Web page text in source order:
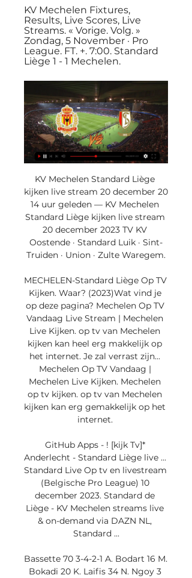
KV Mechelen Fixtures,
Results, Live Scores, Live
Streams. « Vorige. Volg. »
Zondag, 5 November · Pro
League. FT. +. 7:00. Standard
Liège 1 - 1 Mechelen.
KV Mechelen Standard Liège
kijken live stream 20 december 20
14 uur geleden — KV Mechelen
Standard Liège kijken live stream
20 december 2023 TV KV
Oostende · Standard Luik · Sint-
Truiden · Union · Zulte Waregem.
MECHELEN-Standard Liège Op TV
Kijken. Waar? (2023)Wat vind je
op deze pagina? Mechelen Op TV
Vandaag Live Stream | Mechelen
Live Kijken. op tv van Mechelen
kijken kan heel erg makkelijk op
het internet. Je zal verrast zijn...
Mechelen Op TV Vandaag |
Mechelen Live Kijken. Mechelen
op tv kijken. op tv van Mechelen
kijken kan erg gemakkelijk op het
internet.
GitHub Apps - ! [kijk Tv]*
Anderlecht - Standard Liège live ...
Standard Live Op tv en livestream
(Belgische Pro League) 10
december 2023. Standard de
Liège - KV Mechelen streams live
& on-demand via DAZN NL,
Standard ...
Bassette 70 3-4-2-1 A. Bodart 16 M.
Bokadi 20 K. Laifis 34 N. Ngoy 3